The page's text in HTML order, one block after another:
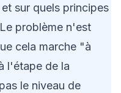
sur quels principes
problème n'est
cela marche "à
l'étape de la
le niveau de